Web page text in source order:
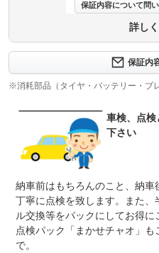
保証内容について問
上限金額
無し
保証修理
受付先
-
法定整備
※車検なし・車検整
※商用車は6ヶ月また
法定整備
について
お客様に安心してお
て車検整備を実施し
詳し
保証内
※消耗部品（タイヤ・バッテリー・ブ
車検、点検
下さい
納車前はもちろんのこと、納
丁寧に点検を致します。また
ル交換等をパックにしてお得
点検パック「まかせチャオ」
で。